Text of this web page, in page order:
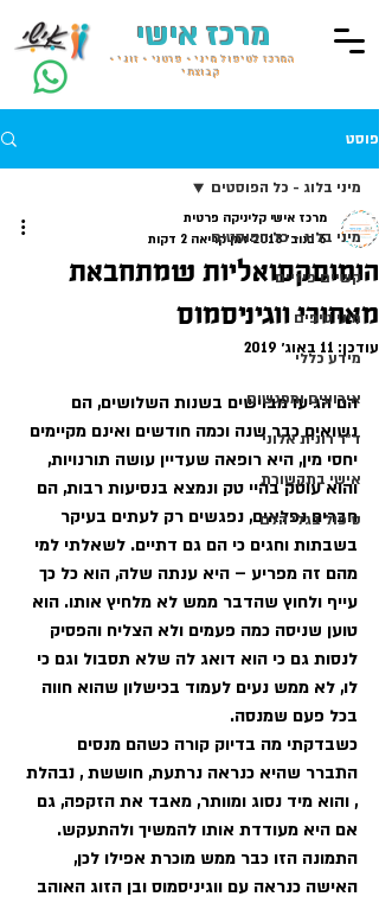
המרכז לטיפול מיני • פרטני • זוגי •
קבוצתי
מרכז אישי
פוסט
מיני בלוג - כל הפוסטים
קשיים פיזיים
מיני טיפים
מידע כללי
אירועים ומפגשים
ד״ר רונית אלוני
אישי בתקשורת
טיפול בגלי הלם
מיני בלוג - כל הפוסטים
הומוסקסואליות שמתחבאת
מאחורי ווגיניסמוס
מרכז אישי קליניקה פרטית
6 בנוב׳ 2018
זמן קריאה 2 דקות
עודכן: 11 באוג׳ 2019
הם הגיעו מבוישים בשנות השלושים, הם
נשואים כבר שנה וכמה חודשים ואינם מקיימים
יחסי מין, היא רופאה שעדיין עושה תורנויות,
והוא עוסק בהיי טק ונמצא בנסיעות רבות, הם
חברים נפלאים, נפגשים רק לעתים בעיקר
בשבתות וחגים כי הם גם דתיים. לשאלתי למי
מהם זה מפריע – היא ענתה שלה, הוא כל כך
עייף ולחוץ שהדבר ממש לא מלחיץ אותו. הוא
טוען שניסה כמה פעמים ולא הצליח והפסיק
לנסות גם כי הוא דואג לה שלא תסבול וגם כי
לו, לא ממש נעים לעמוד בכישלון שהוא חווה
בכל פעם שמנסה.
כשבדקתי מה בדיוק קורה כשהם מנסים
התברר שהיא כנראה נרתעת, חוששת , נבהלת
, והוא מיד נסוג ומוותר, מאבד את הזקפה, גם
אם היא מעודדת אותו להמשיך ולהתעקש.
התמונה הזו כבר ממש מוכרת אפילו לכן,
האישה כנראה עם ווגיניסמוס ובן הזוג האוהב